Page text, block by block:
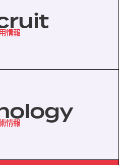
情報
情報